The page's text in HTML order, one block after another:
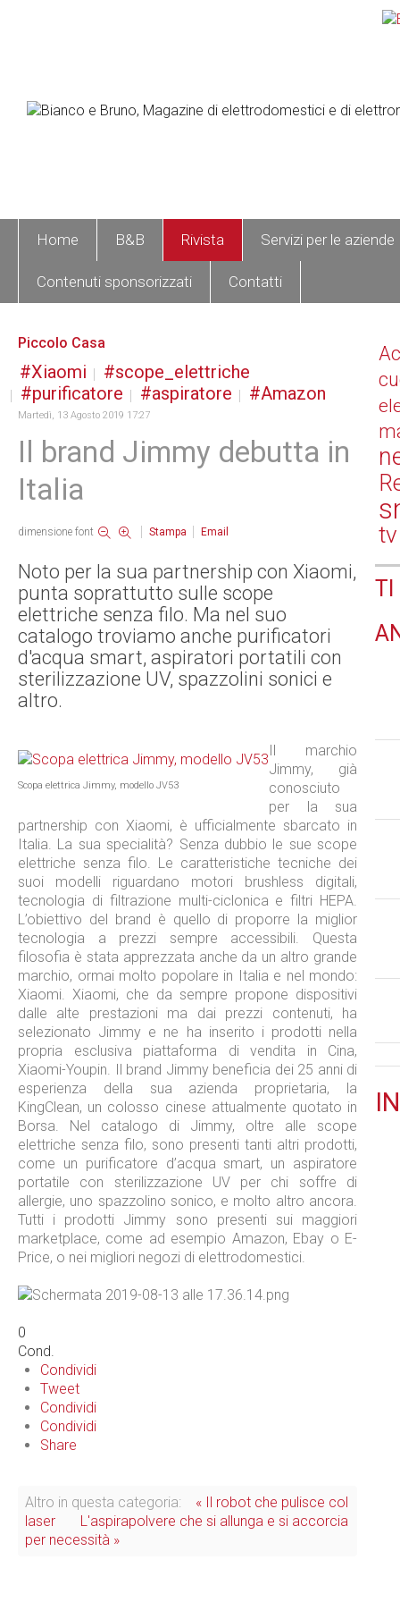
Home B&B Rivista Servizi per le aziende
Contenuti sponsorizzati Contatti
Piccolo Casa
Xiaomi
scope_elettriche
purificatore
aspiratore Amazon
Martedì, 13 Agosto 2019 17:27
Il brand Jimmy debutta in
Italia
dimensione font Stampa Email
Noto per la sua partnership con Xiaomi,
punta soprattutto sulle scope
elettriche senza filo. Ma nel suo
catalogo troviamo anche purificatori
d'acqua smart, aspiratori portatili con
sterilizzazione UV, spazzolini sonici e
altro.
Scopa elettrica Jimmy, modello JV53
Il marchio
Jimmy, già
conosciuto
per la sua
partnership con Xiaomi, è ufficialmente sbarcato in
Italia. La sua specialità? Senza dubbio le sue scope
elettriche senza filo. Le caratteristiche tecniche dei
suoi modelli riguardano motori brushless digitali,
tecnologia di filtrazione multi-ciclonica e filtri HEPA.
L’obiettivo del brand è quello di proporre la miglior
tecnologia a prezzi sempre accessibili. Questa
filosofia è stata apprezzata anche da un altro grande
marchio, ormai molto popolare in Italia e nel mondo:
Xiaomi. Xiaomi, che da sempre propone dispositivi
dalle alte prestazioni ma dai prezzi contenuti, ha
selezionato Jimmy e ne ha inserito i prodotti nella
propria esclusiva piattaforma di vendita in Cina,
Xiaomi-Youpin. Il brand Jimmy beneficia dei 25 anni di
esperienza della sua azienda proprietaria, la
KingClean, un colosso cinese attualmente quotato in
Borsa. Nel catalogo di Jimmy, oltre alle scope
elettriche senza filo, sono presenti tanti altri prodotti,
come un purificatore d’acqua smart, un aspiratore
portatile con sterilizzazione UV per chi soffre di
allergie, uno spazzolino sonico, e molto altro ancora.
Tutti i prodotti Jimmy sono presenti sui maggiori
marketplace, come ad esempio Amazon, Ebay o E-
Price, o nei migliori negozi di elettrodomestici.
0
Cond.
Condividi
Tweet
Condividi
Condividi
Share
Altro in questa categoria:
« Il robot che pulisce col
laser
L'aspirapolvere che si allunga e si accorcia
per necessità »
tv
TI
IN